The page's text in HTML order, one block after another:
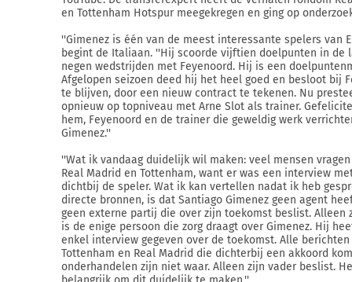
en Tottenham Hotspur meegekregen en ging op
''Gimenez is één van de meest interessante spelers van
begint de Italiaan. ''Hij scoorde vijftien doelpunten in de
negen wedstrijden met Feyenoord. Hij is een
Afgelopen seizoen deed hij het heel goed en besloot bij
te blijven, door een nieuw contract te tekenen. Nu
opnieuw op topniveau met Arne Slot als trainer.
hem, Feyenoord en de trainer die geweldig werk
Gimenez.''
''Wat ik vandaag duidelijk wil maken: veel mensen
Real Madrid en Tottenham, want er was een interview
dichtbij de speler. Wat ik kan vertellen nadat ik heb
directe bronnen, is dat Santiago Gimenez geen agent
geen externe partij die over zijn toekomst beslist. Alleen
is de enige persoon die zorg draagt over Gimenez. Hij
enkel interview gegeven over de toekomst. Alle
Tottenham en Real Madrid die dichterbij een akkoord
onderhandelen zijn niet waar. Alleen zijn vader beslist.